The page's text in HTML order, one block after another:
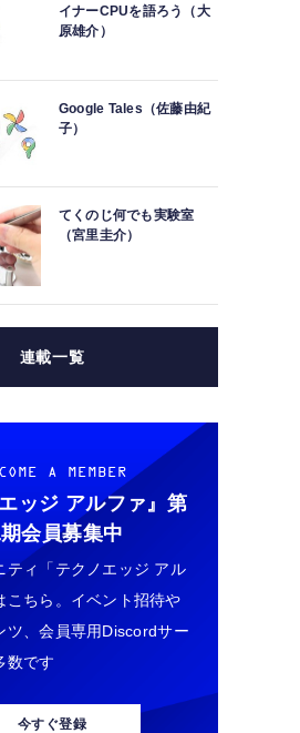
イナーCPUを語ろう（大
原雄介）
Google Tales（佐藤由紀
子）
てくのじ何でも実験室
（宮里圭介）
連載一覧
A MEMBER
ッジ アルファ』 第
会員募集中
ティ「テクノエッジ アル
こちら。イベント招待や
ツ、会員専用Discordサー
数です
今すぐ登録